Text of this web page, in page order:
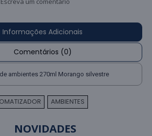
Informações Adicionais
Comentários (0)
ambientes 270ml Morango silvestre
AMBIENTES
NOVIDADES